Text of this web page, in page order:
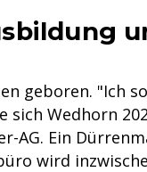
geboren. "Ich
sich Wedhorn
AG. Ein
wird